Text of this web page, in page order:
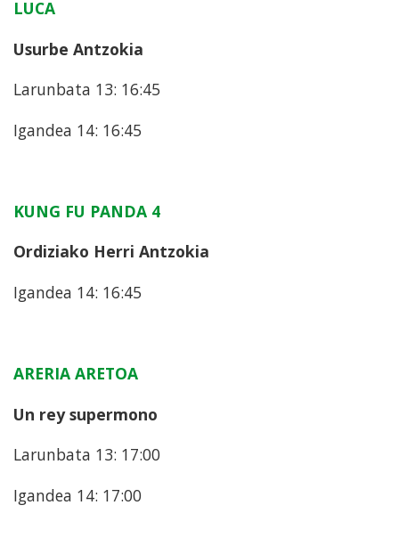
LUCA
Usurbe Antzokia
Larunbata 13: 16:45
Igandea 14: 16:45
KUNG FU PANDA 4
Ordiziako Herri Antzokia
Igandea 14: 16:45
ARERIA ARETOA
Un rey supermono
Larunbata 13: 17:00
Igandea 14: 17:00